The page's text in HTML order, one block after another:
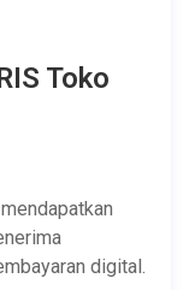
Toko
digital.